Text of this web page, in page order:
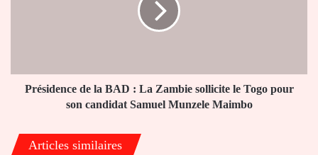
le
Togo
candidat
Samuel
Présidence de la BAD : La Zambie sollicite le Togo pour
son candidat Samuel Munzele Maimbo
Articles similaires